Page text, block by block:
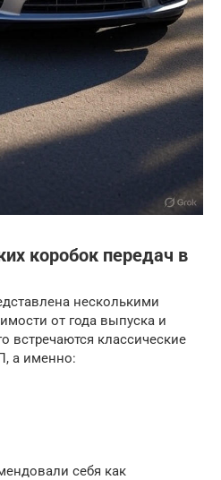
коробок передач в
несколькими
от года выпуска и
встречаются классические
а именно:
себя как